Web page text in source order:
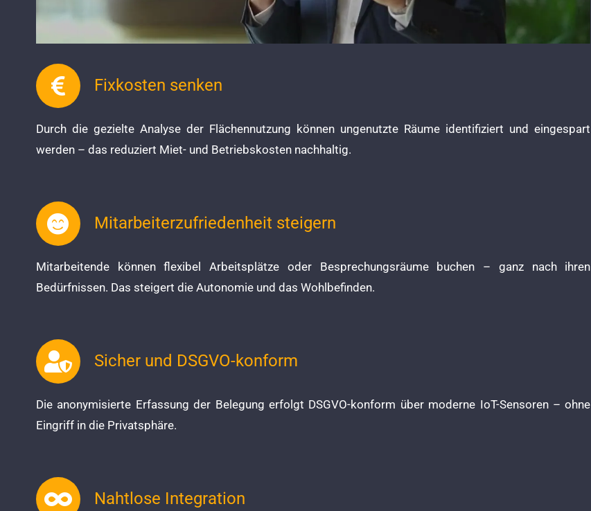
Fixkosten senken
Durch die gezielte Analyse der Flächennutzung können ungenutzte Räume identifiziert und eingespart
werden – das reduziert Miet- und Betriebskosten nachhaltig.
Mitarbeiterzufriedenheit steigern
Mitarbeitende können flexibel Arbeitsplätze oder Besprechungsräume buchen – ganz nach ihren
Bedürfnissen. Das steigert die Autonomie und das Wohlbefinden.
Sicher und DSGVO-konform
Die anonymisierte Erfassung der Belegung erfolgt DSGVO-konform über moderne IoT-Sensoren – ohne
Eingriff in die Privatsphäre.
Nahtlose Integration